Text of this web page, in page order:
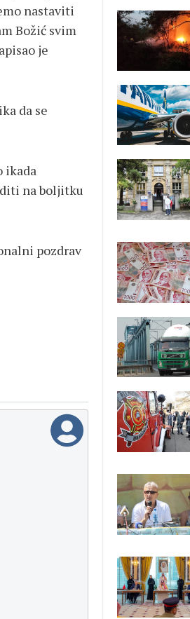
nastaviti
Božić svim
je
da se
ikada
na boljitku
pozdrav